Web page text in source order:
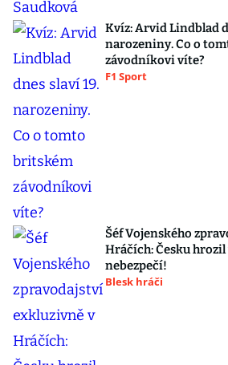
Kvíz: Arvid Lindblad
narozeniny. Co o
závodníkovi víte?
F1 Sport
Šéf Vojenského
Hráčích: Česku
nebezpečí!
Blesk hráči